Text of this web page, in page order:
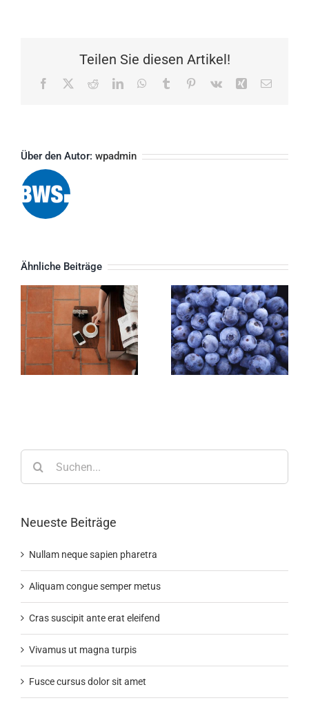
Teilen Sie diesen Artikel!
Facebook
TwitterRedditLinkedInWhatsApp
Tumblr Pinterest
Vk Xing E-
Über den Autor: wpadmin
Ähnliche Beiträge
semper metus
dolor sit amet
nach:
Neueste Beiträge
Nullam neque sapien pharetra
Aliquam congue semper metus
Cras suscipit ante erat eleifend
Vivamus ut magna turpis
Fusce cursus dolor sit amet